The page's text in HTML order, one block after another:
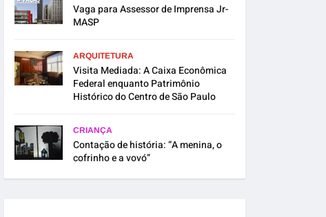
Vaga para Assessor de Imprensa Jr-
MASP
ARQUITETURA
Visita Mediada: A Caixa Econômica
Federal enquanto Patrimônio
Histórico do Centro de São Paulo
CRIANÇA
Contação de história: “A menina, o
cofrinho e a vovó”